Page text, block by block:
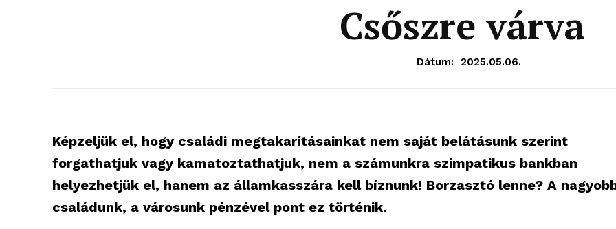
Csőszre várva
Dátum: 2025.05.06.
Képzeljük el, hogy családi megtakarításainkat nem saját belátásunk szerint
forgathatjuk vagy kamatoztathatjuk, nem a számunkra szimpatikus bankban
helyezhetjük el, hanem az államkasszára kell bíznunk! Borzasztó lenne? A
családunk, a városunk pénzével pont ez történik.